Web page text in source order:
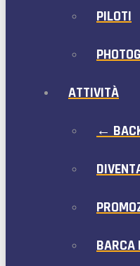
PILOTI
ATTIVITÀ
←
BARCA